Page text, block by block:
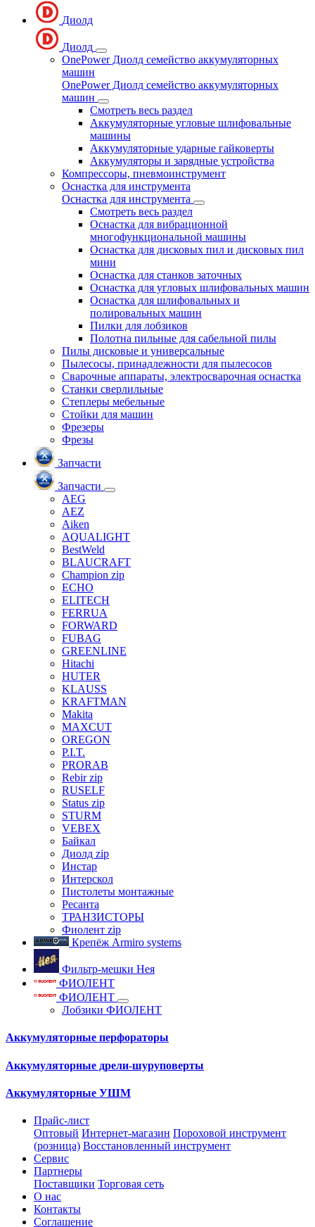
Диолд
Диолд
OnePower Диолд семейство аккумуляторных
машин
OnePower Диолд семейство аккумуляторных
машин
Смотреть весь раздел
Аккумуляторные угловые шлифовальные
машины
Аккумуляторные ударные гайковерты
Аккумуляторы и зарядные устройства
Компрессоры, пневмоинструмент
Оснастка для инструмента
Оснастка для инструмента
Смотреть весь раздел
Оснастка для вибрационной
многофункциональной машины
Оснастка для дисковых пил и дисковых пил
мини
Оснастка для станков заточных
Оснастка для угловых шлифовальных машин
Оснастка для шлифовальных и
полировальных машин
Пилки для лобзиков
Полотна пильные для сабельной пилы
Пилы дисковые и универсальные
Пылесосы, принадлежности для пылесосов
Сварочные аппараты, электросварочная оснастка
Станки сверлильные
Степлеры мебельные
Стойки для машин
Фрезеры
Фрезы
Запчасти
Запчасти
AEG
AEZ
Aiken
AQUALIGHT
BestWeld
BLAUCRAFT
Champion zip
ECHO
ELITECH
FERRUA
FORWARD
FUBAG
GREENLINE
Hitachi
HUTER
KLAUSS
KRAFTMAN
Makita
MAXCUT
OREGON
P.I.T.
PRORAB
Rebir zip
RUSELF
Status zip
STURM
VEBEX
Байкал
Диолд zip
Инстар
Интерскол
Пистолеты монтажные
Ресанта
ТРАНЗИСТОРЫ
Фиолент zip
Крепёж Armiro systems
Фильтр-мешки Нея
ФИОЛЕНТ
ФИОЛЕНТ
Лобзики ФИОЛЕНТ
Аккумуляторные перфораторы
Аккумуляторные дрели-шуруповерты
Аккумуляторные УШМ
Прайс-лист
Оптовый Интернет-магазин Пороховой инструмент
(розница) Восстановленный инструмент
Сервис
Партнеры
Поставщики Торговая сеть
О нас
Контакты
Соглашение